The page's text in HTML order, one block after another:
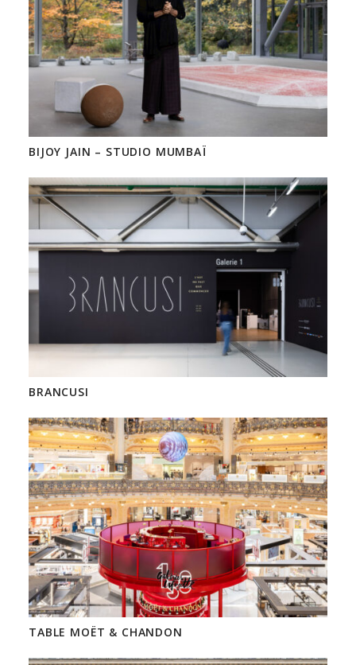
BIJOY JAIN – STUDIO MUMBAÏ
BRANCUSI
TABLE MOËT & CHANDON